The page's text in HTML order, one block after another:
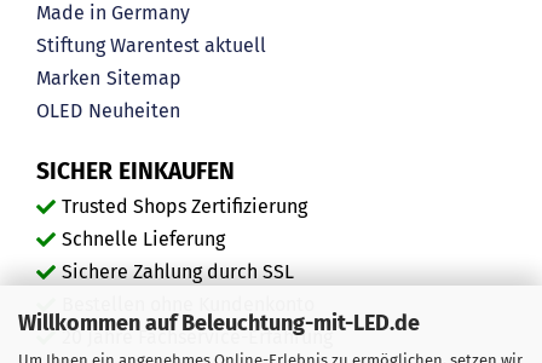
Willkommen auf Beleuchtung-mit-LED.de
Made in Germany
Stiftung Warentest aktuell
Marken Sitemap
OLED Neuheiten
SICHER EINKAUFEN
Trusted Shops Zertifizierung
Schnelle Lieferung
Sichere Zahlung durch SSL
20 Jahre Fachservice-Erfahrung